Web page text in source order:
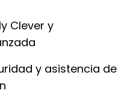
Clever y
y asistencia de